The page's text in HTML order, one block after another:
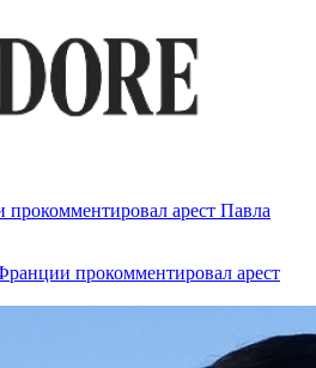
арест Павла
прокомментировал арест